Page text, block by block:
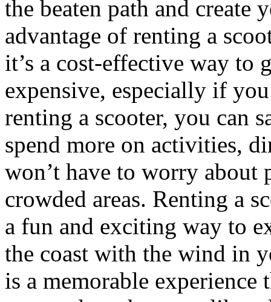
the beaten path and create
advantage of renting a
it’s a cost-effective way to
expensive, especially if
renting a scooter, you can
spend more on activities,
won’t have to worry
crowded areas. Renting a
a fun and exciting way to
the coast with the wind in
is a memorable